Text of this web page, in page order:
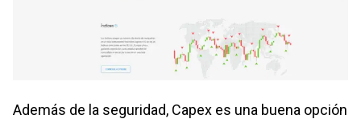
Además de la seguridad, Capex es una buena opción